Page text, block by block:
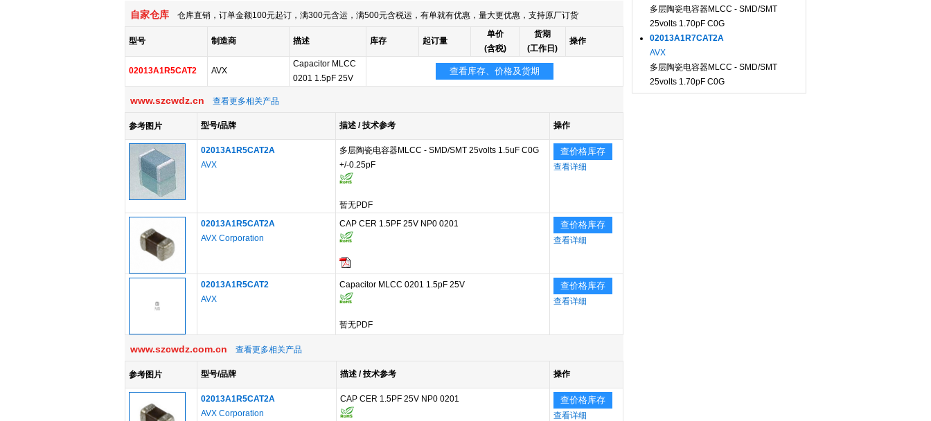
自家仓库 仓库直销，订单金额100元起订，满300元含运，满500元含税运，有单就有优惠，量大更优惠，支持原厂订货
型号 制造商 描述 库存 起订量
单价
(含税)
货期
(工作日)
操作
02013A1R5CAT2 AVX
Capacitor MLCC
0201 1.5pF 25V
查看库存、价格及货期
www.szcwdz.cn 查看更多相关产品
参考图片 型号/品牌 描述 / 技术参考 操作
02013A1R5CAT2A
AVX
多层陶瓷电容器MLCC - SMD/SMT 25volts 1.5uF C0G
+/-0.25pF
暂无PDF
查价格库存
查看详细
02013A1R5CAT2A
AVX Corporation
CAP CER 1.5PF 25V NP0 0201 查价格库存
查看详细
02013A1R5CAT2
AVX
Capacitor MLCC 0201 1.5pF 25V
暂无PDF
查价格库存
查看详细
www.szcwdz.com.cn 查看更多相关产品
参考图片 型号/品牌 描述 / 技术参考 操作
02013A1R5CAT2A
AVX Corporation
CAP CER 1.5PF 25V NP0 0201 查价格库存
查看详细
多层陶瓷电容器MLCC - SMD/SMT
25volts 1.70pF C0G
02013A1R7CAT2A
AVX
多层陶瓷电容器MLCC - SMD/SMT
25volts 1.70pF C0G